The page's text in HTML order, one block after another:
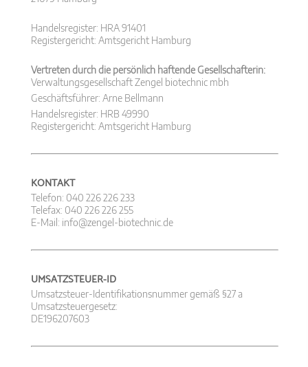
Handelsregister: HRA 91401
Registergericht: Amtsgericht Hamburg
Vertreten durch die persönlich haftende Gesellschafterin:
Verwaltungsgesellschaft Zengel biotechnic mbh
Geschäftsführer: Arne Bellmann
Handelsregister: HRB 49990
Registergericht: Amtsgericht Hamburg
KONTAKT
Telefon: 040 226 226 233
Telefax: 040 226 226 255
E-Mail: info@zengel-biotechnic.de
UMSATZSTEUER-ID
Umsatzsteuer-Identifikationsnummer gemäß §27 a
Umsatzsteuergesetz:
DE196207603